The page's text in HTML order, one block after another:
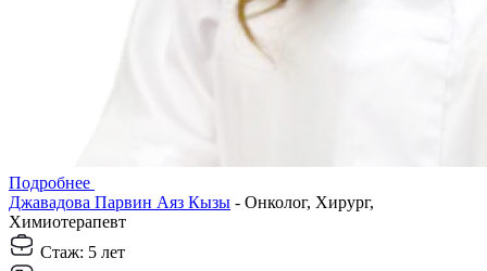
Подробнее
Джавадова Парвин Аяз Кызы - Онколог, Хирург,
Химиотерапевт
Стаж: 5 лет